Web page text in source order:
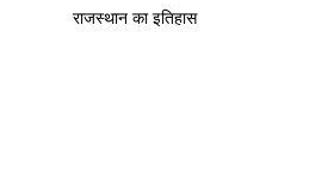
राजस्थान का इतिहास